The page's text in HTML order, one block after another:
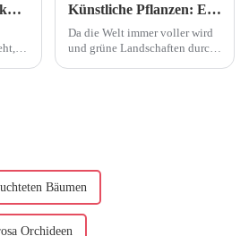
Premium-Hersteller künstlicher Calla-Lilien Künstliche Pflanzen: Ein wachsender Trend in der Inneneinrichtung
Da die Welt immer voller wird
und grüne Landschaften durch
Bäumen
Orchideen